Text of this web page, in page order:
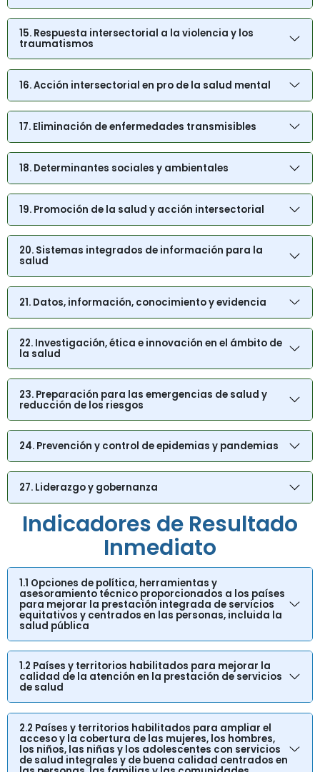
15. Respuesta intersectorial a la violencia y los
traumatismos
16. Acción intersectorial en pro de la salud mental
17. Eliminación de enfermedades transmisibles
18. Determinantes sociales y ambientales
19. Promoción de la salud y acción intersectorial
20. Sistemas integrados de información para la
salud
21. Datos, información, conocimiento y evidencia
22. Investigación, ética e innovación en el ámbito de
la salud
23. Preparación para las emergencias de salud y
reducción de los riesgos
24. Prevención y control de epidemias y pandemias
27. Liderazgo y gobernanza
Indicadores de Resultado
Inmediato
1.1 Opciones de política, herramientas y
asesoramiento técnico proporcionados a los países
para mejorar la prestación integrada de servicios
equitativos y centrados en las personas, incluida la
salud pública
1.2 Países y territorios habilitados para mejorar la
calidad de la atención en la prestación de servicios
de salud
2.2 Países y territorios habilitados para ampliar el
acceso y la cobertura de las mujeres, los hombres,
los niños, las niñas y los adolescentes con servicios
de salud integrales y de buena calidad centrados en